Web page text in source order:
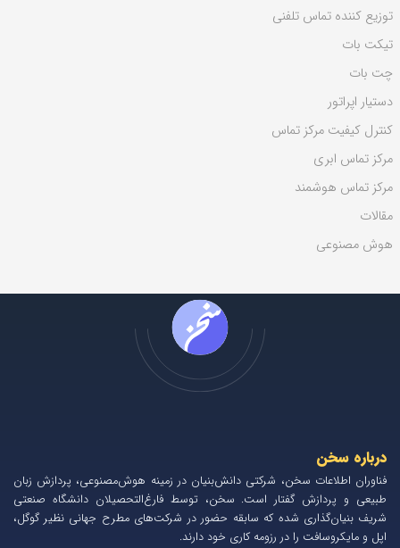
ا
ی
:
توزیع کننده تماس تلفنی
تیکت بات
چت بات
دستیار اپراتور
کنترل کیفیت مرکز تماس
مرکز تماس ابری
مرکز تماس هوشمند
مقالات
هوش مصنوعی
درباره سخن
فناوران اطلاعات سخن، شرکتی دانش‌بنیان در زمینه هوش‌مصنوعی، پردازش زبان
طبیعی و پردازش گفتار است. سخن، توسط فارغ‌التحصیلان دانشگاه صنعتی
شریف بنیان‌گذاری شده که سابقه حضور در شرکت‌های مطرح جهانی نظیر گوگل،
اپل و مایکروسافت را در رزومه کاری خود دارند.